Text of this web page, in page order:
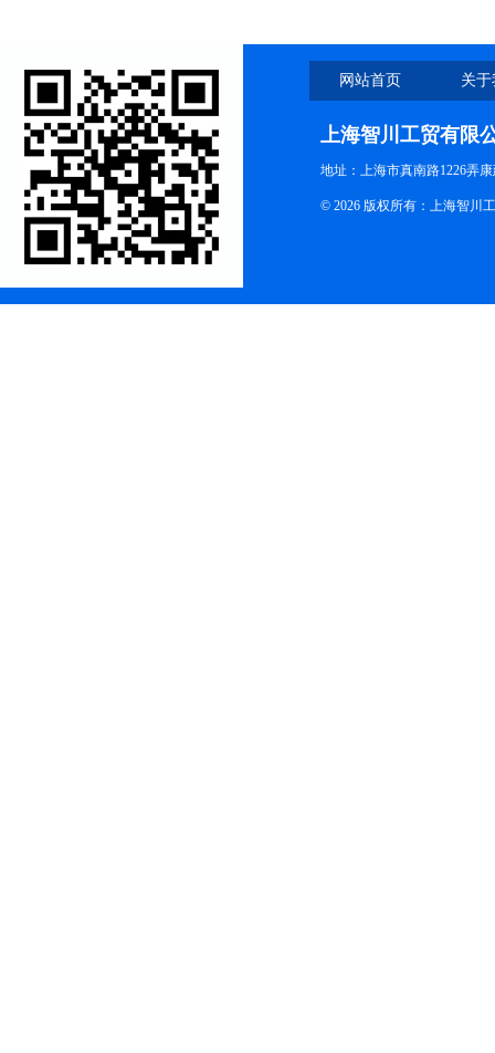
网站首页 关
上海智川工贸有限
地址：上海市真南路1226弄
© 2026 版权所有：上海智川